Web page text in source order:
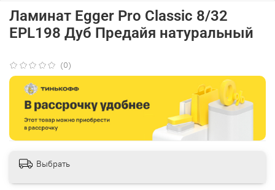
(0)
Ламинат Egger Pro Classic 8/32
EPL198 Дуб Предайя натуральный
Выбрать